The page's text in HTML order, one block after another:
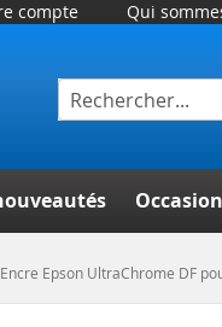
compte Qui
Encre Epson UltraChrome DF